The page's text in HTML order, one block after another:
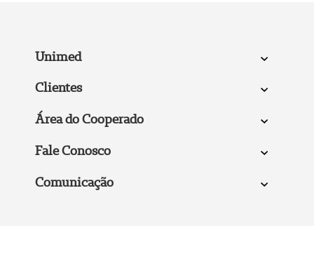
Unimed
Clientes
Área do Cooperado
Fale Conosco
Comunicação